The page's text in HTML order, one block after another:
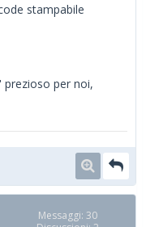
stampabile
per noi,
Messaggi: 30